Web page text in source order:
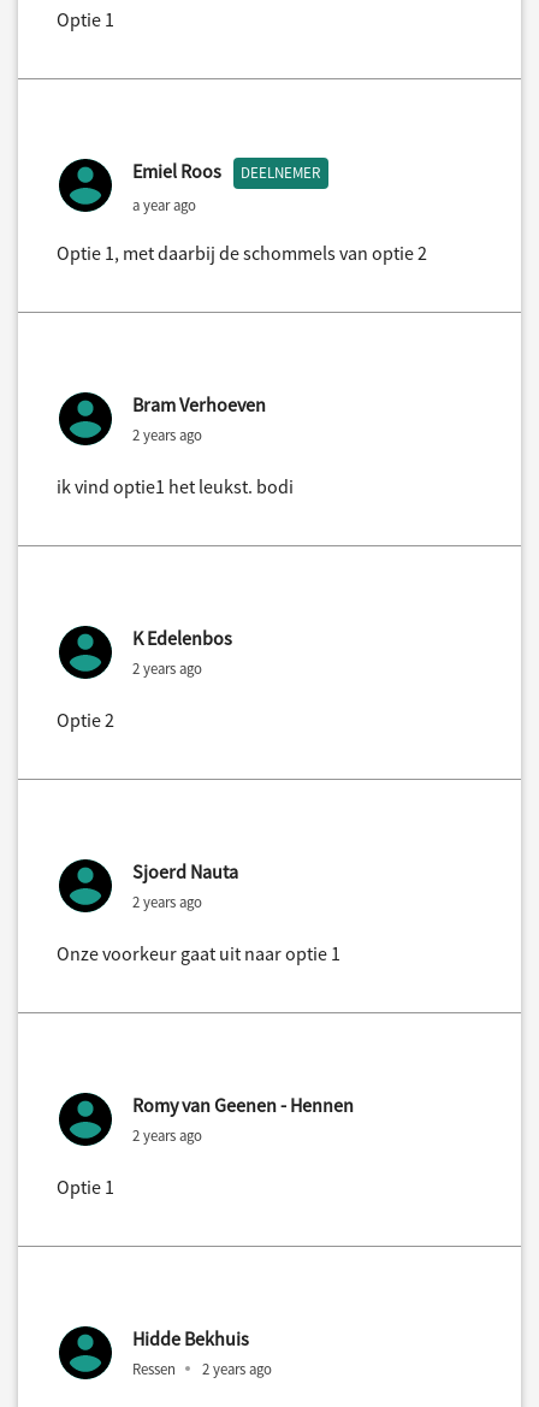
Optie 1
Emiel Roos DEELNEMER
a year ago
Optie 1, met daarbij de schommels van optie 2
Bram Verhoeven
2 years ago
ik vind optie1 het leukst. bodi
K Edelenbos
2 years ago
Optie 2
Sjoerd Nauta
2 years ago
Onze voorkeur gaat uit naar optie 1
Romy van Geenen - Hennen
2 years ago
Optie 1
Hidde Bekhuis
Ressen 2 years ago